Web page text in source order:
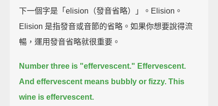
下一個字是「elision（發音省略）」。Elision。
Elision 是指發音或音節的省略。如果你想要說得流
暢，運用發音省略就很重要。
Number three is "effervescent." Effervescent.
And effervescent means bubbly or fizzy. This
wine is effervescent.